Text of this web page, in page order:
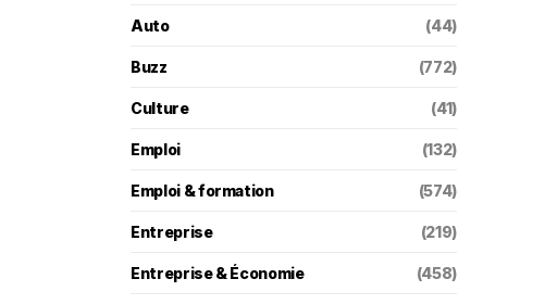
Auto (44)
Buzz (772)
Culture (41)
Emploi (132)
Emploi & formation (574)
Entreprise (219)
Entreprise & Économie (458)